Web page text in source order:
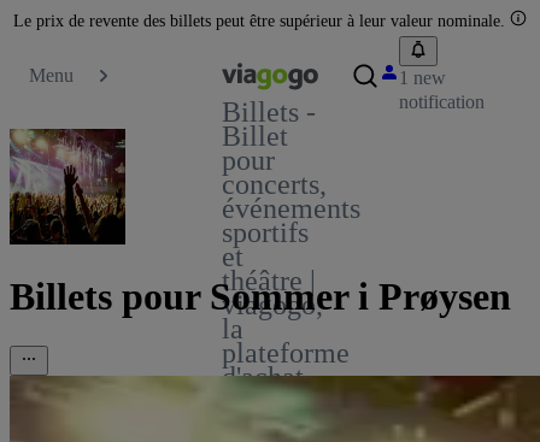
Le prix de revente des billets peut être supérieur à leur valeur nominale.
Menu
Billets -
Billet
pour
concerts,
événements
sportifs
et
théâtre |
viagogo,
la
plateforme
d'achat
et de
vente
1 new
notification
Billets pour Sommer i Prøysen